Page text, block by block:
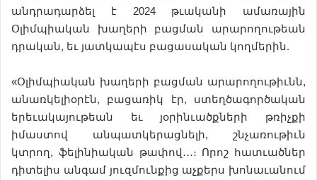
անդրադարձել է 2024 թւականի ամառային
Օլիմպիական խաղերի բացման արարողութեան
դրական, եւ յատկապէս բացասական կողմերին.
«Օլիմպիական խաղերի բացման արարողութիւնն,
անառկելիօրէն, բացառիկ էր, ստեղծագործական
երեւակայութեան եւ յօրինւածքների թռիչքի
իմաստով անպատկերացնելի, շնչառութիւն
կտրող, ֆելինիական թափով․․․։ Որոշ հատւածներ
դիտելիս անգամ յուզմունքից աչքերս խոնաւանում